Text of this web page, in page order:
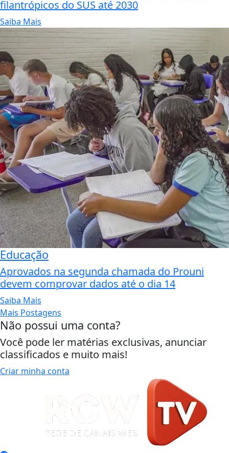
filantrópicos do SUS até 2030
Saiba Mais
Educação
Aprovados na segunda chamada do Prouni
devem comprovar dados até o dia 14
Saiba Mais
Mais Postagens
Não possui uma conta?
Você pode ler matérias exclusivas, anunciar
classificados e muito mais!
Criar minha conta